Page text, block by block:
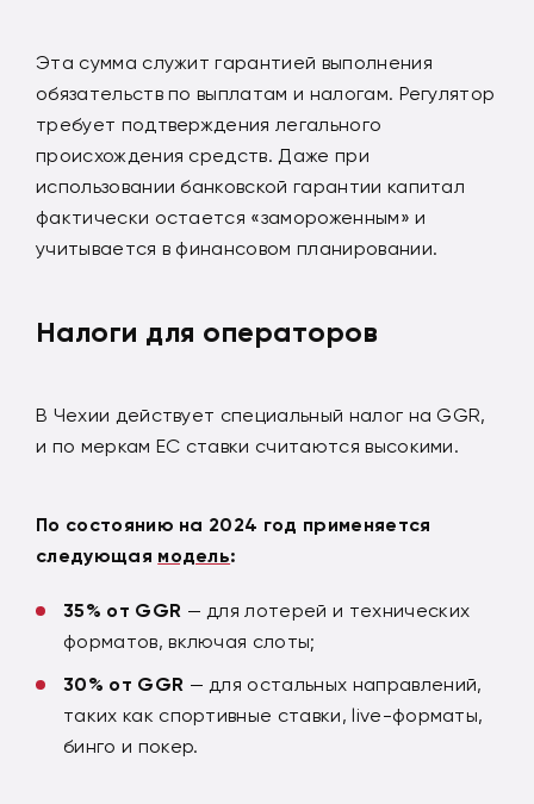
Эта сумма служит гарантией выполнения
обязательств по выплатам и налогам. Регулятор
требует подтверждения легального
происхождения средств. Даже при
использовании банковской гарантии капитал
фактически остается «замороженным» и
учитывается в финансовом планировании.
Налоги для операторов
В Чехии действует специальный налог на GGR,
и по меркам ЕС ставки считаются высокими.
По состоянию на 2024 год применяется
следующая модель:
35% от GGR — для лотерей и технических
форматов, включая слоты;
30% от GGR — для остальных направлений,
таких как спортивные ставки, live-форматы,
бинго и покер.